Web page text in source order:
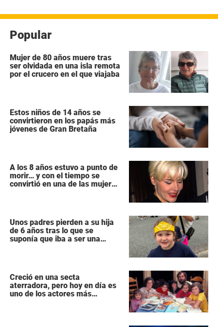
Popular
Mujer de 80 años muere tras
ser olvidada en una isla remota
por el crucero en el que viajaba
Estos niños de 14 años se
convirtieron en los papás más
jóvenes de Gran Bretaña
A los 8 años estuvo a punto de
morir… y con el tiempo se
convirtió en una de las mujeres
Unos padres pierden a su hija
de 6 años tras lo que se
suponía que iba a ser una
Creció en una secta
aterradora, pero hoy en día es
uno de los actores más